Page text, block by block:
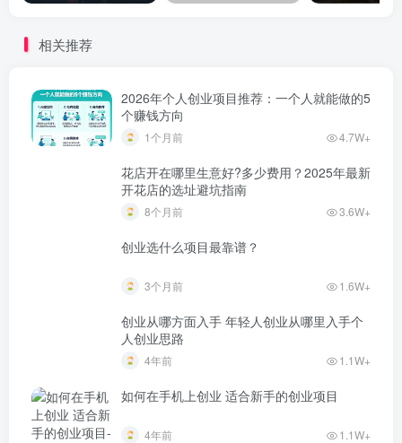
相关推荐
2026年个人创业项目推荐：一个人就能做的5
个赚钱方向
1个月前 4.7W+
花店开在哪里生意好?多少费用？2025年最新
开花店的选址避坑指南
8个月前 3.6W+
创业选什么项目最靠谱？
3个月前 1.6W+
创业从哪方面入手 年轻人创业从哪里入手个
人创业思路
4年前 1.1W+
如何在手机上创业 适合新手的创业项目
4年前 1.1W+